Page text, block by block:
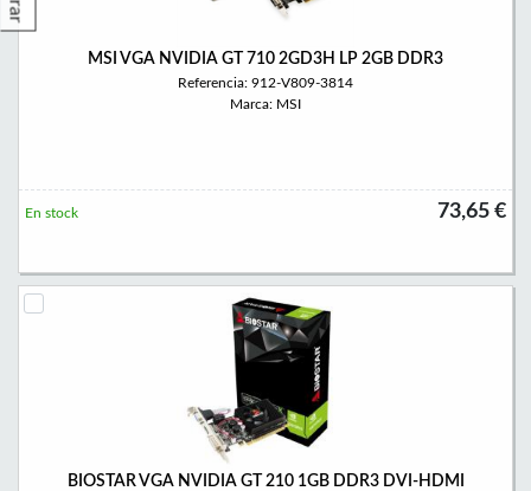
MSI VGA NVIDIA GT 710 2GD3H LP 2GB DDR3
Referencia: 912-V809-3814
Marca: MSI
73,65 €
En stock
BIOSTAR VGA NVIDIA GT 210 1GB DDR3 DVI-HDMI